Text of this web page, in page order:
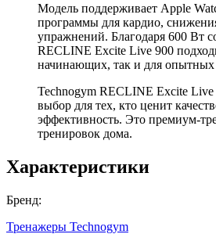
Модель поддерживает Apple
программы для кардио,
упражнений. Благодаря 600 Вт
RECLINE Excite Live 900
начинающих, так и для опытных
Technogym RECLINE Excite
выбор для тех, кто ценит
эффективность. Это премиум-
тренировок дома.
Характеристики
Бренд:
Тренажеры Technogym